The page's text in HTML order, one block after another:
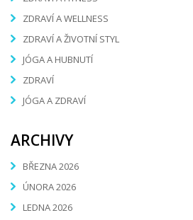
ZDRAVÍ A WELLNESS
ZDRAVÍ A ŽIVOTNÍ STYL
JÓGA A HUBNUTÍ
ZDRAVÍ
JÓGA A ZDRAVÍ
ARCHIVY
BŘEZNA 2026
ÚNORA 2026
LEDNA 2026